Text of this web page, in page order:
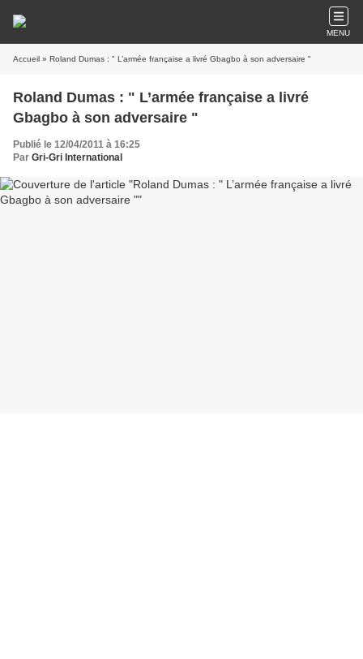
MENU
Accueil » Roland Dumas : " L’armée française a livré Gbagbo à son adversaire "
Roland Dumas : " L’armée française a livré
Gbagbo à son adversaire "
Publié le 12/04/2011 à 16:25
Par Gri-Gri International